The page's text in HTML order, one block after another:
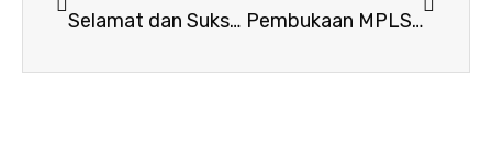
Selamat dan Sukses Lulus Mengikuti SNBT 2024 Pembukaan MPLS Tahun Ajaran 2024/2025